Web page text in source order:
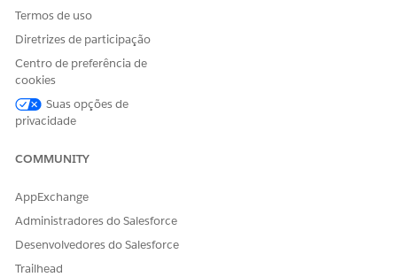
ESTE ARTIGO RESOLVEU SEU PROBLEMA?
Diga-nos para podermos melhorar!
Termos de uso
Diretrizes de participação
Centro de preferência de
cookies
Suas opções de
privacidade
COMMUNITY
AppExchange
Administradores do Salesforce
Desenvolvedores do Salesforce
Trailhead